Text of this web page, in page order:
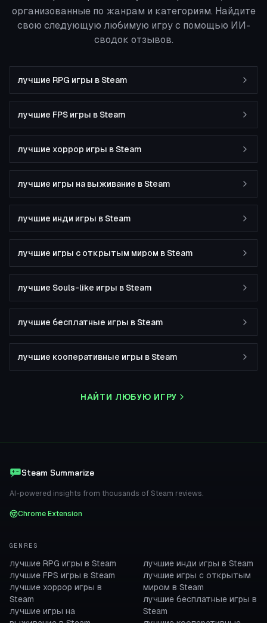
организованные по жанрам и категориям. Найдите
свою следующую любимую игру с помощью ИИ-
сводок отзывов.
лучшие RPG игры в Steam
лучшие FPS игры в Steam
лучшие хоррор игры в Steam
лучшие игры на выживание в Steam
лучшие инди игры в Steam
лучшие игры с открытым миром в Steam
лучшие Souls-like игры в Steam
лучшие бесплатные игры в Steam
лучшие кооперативные игры в Steam
НАЙТИ ЛЮБУЮ ИГРУ
Steam Summarize
AI-powered insights from thousands of Steam reviews.
Chrome Extension
GENRES
лучшие RPG игры в Steam
лучшие FPS игры в Steam
лучшие хоррор игры в
Steam
лучшие игры на
лучшие инди игры в Steam
лучшие игры с открытым
миром в Steam
лучшие бесплатные игры в
Steam